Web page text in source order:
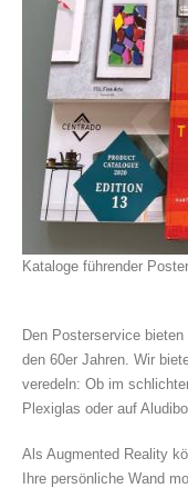
Kataloge führender
Den Posterservice
den 60er Jahren. Wir
veredeln: Ob im
Plexiglas oder auf
Als Augmented Reality
Ihre persönliche Wand